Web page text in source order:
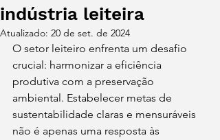
indústria leiteira
Atualizado: 20 de set. de 2024
O setor leiteiro enfrenta um desafio
crucial: harmonizar a eficiência
produtiva com a preservação
ambiental. Estabelecer metas de
sustentabilidade claras e mensuráveis
não é apenas uma resposta às